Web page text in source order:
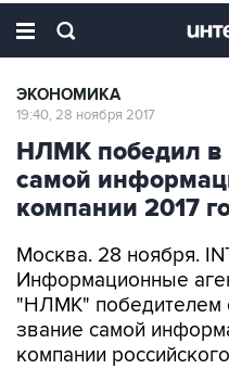
ЭКОНОМИКА
19:40, 28 ноября 2017
НЛМК победил в
самой
компании 2017
Москва. 28 ноября.
Информационные
"НЛМК" победителем
звание самой
компании